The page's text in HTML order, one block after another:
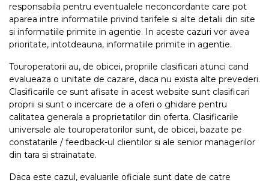
responsabila pentru eventualele neconcordante care pot
aparea intre informatiile privind tarifele si alte detalii din site
si informatiile primite in agentie. In aceste cazuri vor avea
prioritate, intotdeauna, informatiile primite in agentie.
Touroperatorii au, de obicei, propriile clasificari atunci cand
evalueaza o unitate de cazare, daca nu exista alte prevederi.
Clasificarile ce sunt afisate in acest website sunt clasificari
proprii si sunt o incercare de a oferi o ghidare pentru
calitatea generala a proprietatilor din oferta. Clasificarile
universale ale touroperatorilor sunt, de obicei, bazate pe
constatarile / feedback-ul clientilor si ale senior managerilor
din tara si strainatate.
Daca este cazul, evaluarile oficiale sunt date de catre